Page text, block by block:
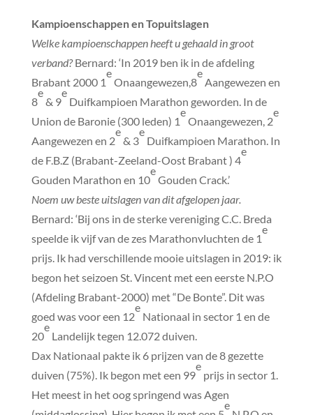
Kampioenschappen en Topuitslagen
Welke kampioenschappen heeft u gehaald in groot
verband?Bernard: ‘In 2019 ben ik in de afdeling
Brabant 2000 1
e
Onaangewezen,8
e
Aangewezen en
8
e
& 9
e
Duifkampioen Marathon geworden. In de
Union de Baronie (300 leden) 1
e
Onaangewezen, 2
e
Aangewezen en 2
e
& 3
e
Duifkampioen Marathon. In
de F.B.Z (Brabant-Zeeland-Oost Brabant ) 4
e
Gouden Marathon en 10
e
Gouden Crack.’
Noem uw beste uitslagen van dit afgelopen jaar.
Bernard: ‘Bij ons in de sterke vereniging C.C. Breda
speelde ik vijf van de zes Marathonvluchten de 1
e
prijs. Ik had verschillende mooie uitslagen in 2019: ik
begon het seizoen St. Vincent met een eerste N.P.O
(Afdeling Brabant-2000) met “De Bonte”. Dit was
goed was voor een 12
e
Nationaal in sector 1 en de
20
e
Landelijk tegen 12.072 duiven.
Dax Nationaal pakte ik 6 prijzen van de 8 gezette
duiven (75%). Ik begon met een 99
e
prijs in sector 1.
Het meest in het oog springend was Agen
e